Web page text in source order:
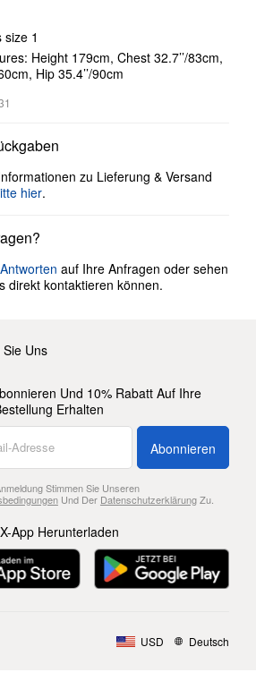
size 1
Height 179cm, Chest 32.7’’/83cm,
Hip 35.4’’/90cm
zu Lieferung & Versand
hier.
Antworten auf Ihre Anfragen oder sehen
direkt kontaktieren können.
Uns
Und 10% Rabatt Auf Ihre
Erhalten
Abonnieren
Stimmen Sie Unseren
Und Der DatenschutzerklärungZu.
App Herunterladen
USD Deutsch